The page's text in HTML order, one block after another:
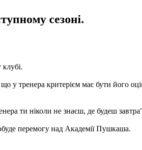
сезоні.
тренера критерієм має бути його
ти ніколи не знаєш, де будеш
перемогу над Академії Пушкаша.